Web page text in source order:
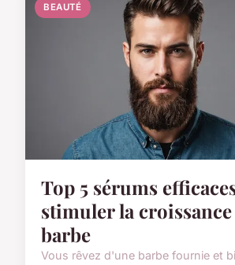
BEAUTÉ
Top 5 sérums
stimuler la
barbe
Vous rêvez d'une barbe fournie et